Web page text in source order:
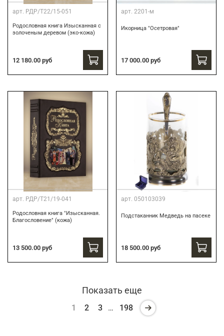
арт. РДР/Т22/15-051
Родословная книга Изысканная с
золоченым деревом (эко-кожа)
12 180.00 руб
арт. 2201-м
Икорница "Осетровая"
17 000.00 руб
арт. РДР/Т21/19-041
Родословная книга "Изысканная.
Благословение" (кожа)
13 500.00 руб
арт. 050103039
Подстаканник Медведь на пасеке
18 500.00 руб
Показать еще
1 2 3 … 198